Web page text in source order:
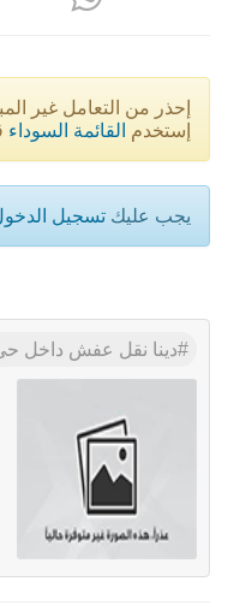
إحذر من التعامل غير
إستخدم القائمة السوداء
يجب عليك تسجيل
دينا نقل عفش داخل حي ام